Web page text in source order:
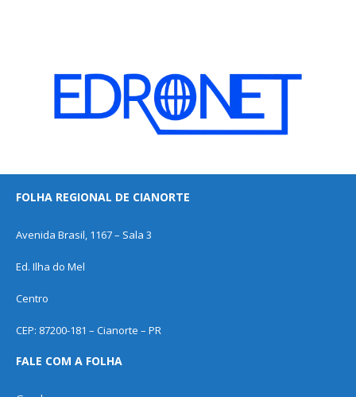
FOLHA REGIONAL DE CIANORTE
Avenida Brasil, 1167 – Sala 3
Ed. Ilha do Mel
Centro
CEP: 87200-181 – Cianorte – PR
FALE COM A FOLHA